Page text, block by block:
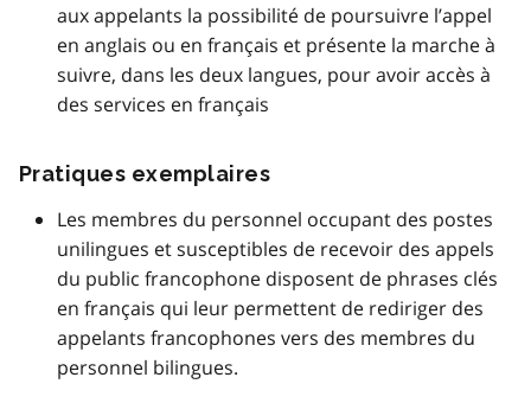
aux appelants la possibilité de poursuivre l’appel
en anglais ou en français et présente la marche à
suivre, dans les deux langues, pour avoir accès à
des services en français
Pratiques exemplaires
Les membres du personnel occupant des postes
unilingues et susceptibles de recevoir des appels
du public francophone disposent de phrases clés
en français qui leur permettent de rediriger des
appelants francophones vers des membres du
personnel bilingues.